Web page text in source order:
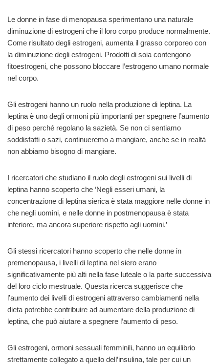
Le donne in fase di menopausa sperimentano una naturale
diminuzione di estrogeni che il loro corpo produce normalmente.
Come risultato degli estrogeni, aumenta il grasso corporeo con
la diminuzione degli estrogeni. Prodotti di soia contengono
fitoestrogeni, che possono bloccare l’estrogeno umano normale
nel corpo.
Gli estrogeni hanno un ruolo nella produzione di leptina. La
leptina è uno degli ormoni più importanti per spegnere l’aumento
di peso perché regolano la sazietà. Se non ci sentiamo
soddisfatti o sazi, continueremo a mangiare, anche se in realtà
non abbiamo bisogno di mangiare.
I ricercatori che studiano il ruolo degli estrogeni sui livelli di
leptina hanno scoperto che ‘Negli esseri umani, la
concentrazione di leptina sierica è stata maggiore nelle donne in
che negli uomini, e nelle donne in postmenopausa è stata
inferiore, ma ancora superiore rispetto agli uomini.’
Gli stessi ricercatori hanno scoperto che nelle donne in
premenopausa, i livelli di leptina nel siero erano
significativamente più alti nella fase luteale o la parte successiva
del loro ciclo mestruale. Questa ricerca suggerisce che
l’aumento dei livelli di estrogeni attraverso cambiamenti nella
dieta potrebbe contribuire ad aumentare della produzione di
leptina, che può aiutare a spegnere l’aumento di peso.
Gli estrogeni, ormoni sessuali femminili, hanno un equilibrio
strettamente collegato a quello dell’insulina, tale per cui un